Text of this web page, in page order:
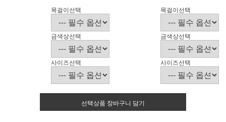
목걸이선택
금색상선택
사이즈선택
목걸이선택
금색상선택
사이즈선택
선택상품 장바구니 담기